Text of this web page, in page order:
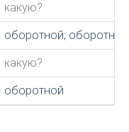
какую?
оборотной,
какую?
оборотной